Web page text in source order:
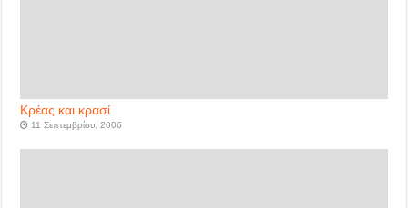
Κρέας και κρασί
11 Σεπτεμβρίου, 2006